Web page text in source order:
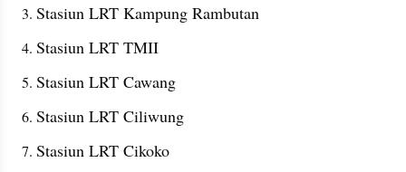
Stasiun LRT Kampung Rambutan
Stasiun LRT TMII
Stasiun LRT Cawang
Stasiun LRT Ciliwung
Stasiun LRT Cikoko